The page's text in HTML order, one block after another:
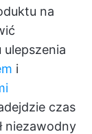
na
i
czas
niezawodny